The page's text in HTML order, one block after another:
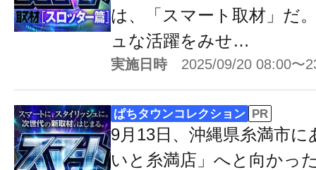
は、「スマート取材」だ
ュな活躍をみせ…
実施日時 2025/09/20 08:00〜
ぱちタウンコレクション PR
9月13日、沖縄県糸満市
いと糸満店」へと向かっ